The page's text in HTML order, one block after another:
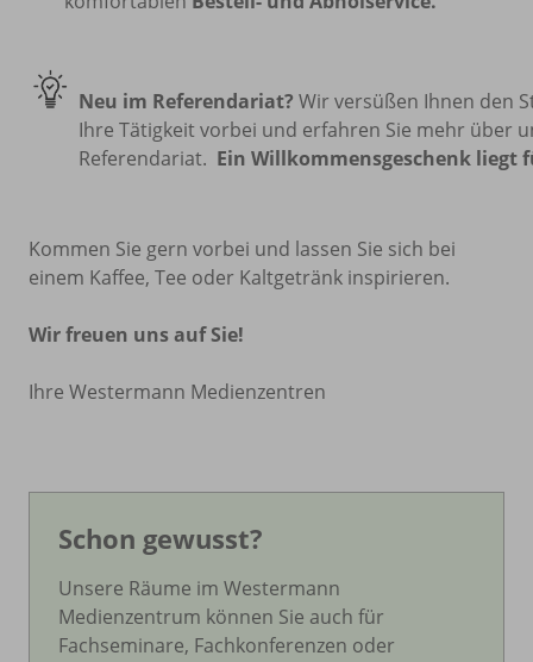
Neu im Referendariat? Wir versüßen Ihnen den
Ihre Tätigkeit vorbei und erfahren Sie mehr über
Referendariat. Ein Willkommensgeschenk liegt
Kommen Sie gern vorbei und lassen Sie sich bei
einem Kaffee, Tee oder Kaltgetränk inspirieren.
Wir freuen uns auf Sie!
Ihre Westermann Medienzentren
Schon gewusst?
Unsere Räume im Westermann
Medienzentrum können Sie auch für
Fachseminare, Fachkonferenzen oder